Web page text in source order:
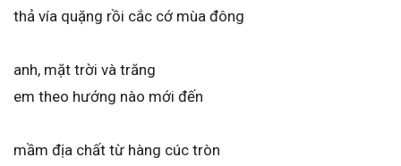
thả vía quặng rồi cắc cớ mùa đông
anh, mặt trời và trăng
em theo hướng nào mới đến
mầm địa chất từ hàng cúc tròn